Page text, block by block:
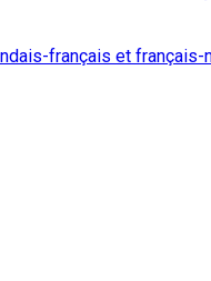
français et français-